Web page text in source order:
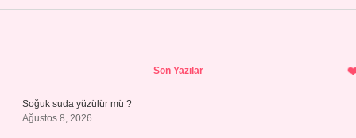
Son Yazılar
Soğuk suda yüzülür mü ?
Ağustos 8, 2026